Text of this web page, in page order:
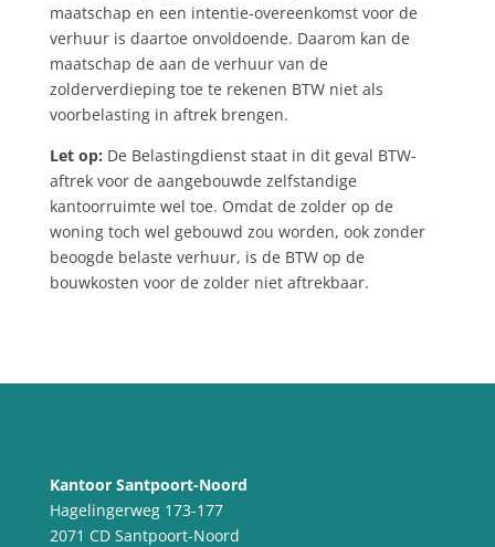
maatschap en een intentie-overeenkomst voor de
verhuur is daartoe onvoldoende. Daarom kan de
maatschap de aan de verhuur van de
zolderverdieping toe te rekenen BTW niet als
voorbelasting in aftrek brengen.
Let op: De Belastingdienst staat in dit geval BTW-
aftrek voor de aangebouwde zelfstandige
kantoorruimte wel toe. Omdat de zolder op de
woning toch wel gebouwd zou worden, ook zonder
beoogde belaste verhuur, is de BTW op de
bouwkosten voor de zolder niet aftrekbaar.
Kantoor Santpoort-Noord
Hagelingerweg 173-177
2071 CD Santpoort-Noord